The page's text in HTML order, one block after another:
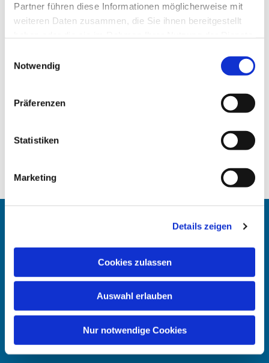
Partner führen diese Informationen möglicherweise mit
weiteren Daten zusammen, die Sie ihnen bereitgestellt
Notwendig
Präferenzen
Statistiken
Marketing
Details zeigen
Cookies zulassen
Auswahl erlauben
Nur notwendige Cookies
Maike Keske
Telefon: +49211-948 27 40
(telefonische Sprechzeit: Mo und Do 11.30 - 13 Uhr)
Mail: maike.keske@ekir.de